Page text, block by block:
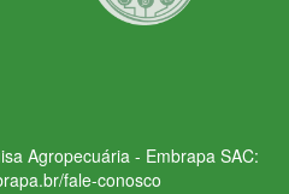
Agropecuária - Embrapa SAC:
fale-conosco